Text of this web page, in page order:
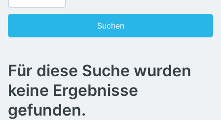
Suchen
Für diese Suche wurden
keine Ergebnisse
gefunden.